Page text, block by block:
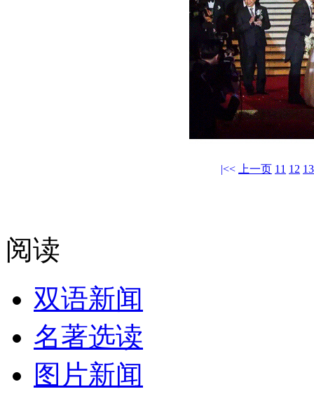
|<< 上一页 11 12 13
阅读
双语新闻
名著选读
图片新闻